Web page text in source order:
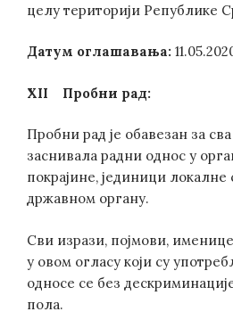
целу територији Републике
Датум оглашавања:
XII Пробни рад:
Пробни рад је обавезан за
заснивала радни однос у
покрајине, јединици
државном органу.
Сви изрази, појмови,
у овом огласу који су
односе се без
пола.